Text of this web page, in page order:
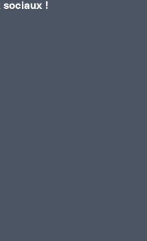
sociaux !